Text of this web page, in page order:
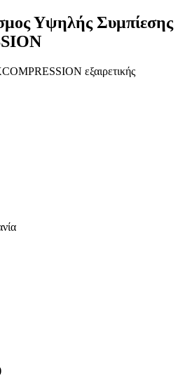
Υψηλής Συμπίεσης
εξαιρετικής